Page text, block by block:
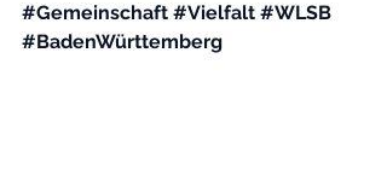
#Gemeinschaft #Vielfalt #WLSB
#BadenWürttemberg